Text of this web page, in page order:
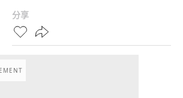
分享